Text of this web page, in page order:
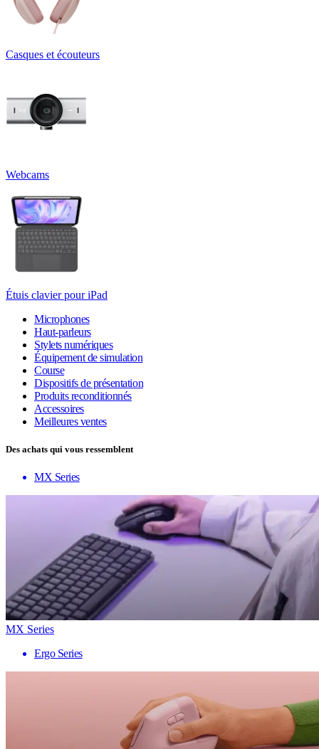
Casques et écouteurs
Webcams
Étuis clavier pour iPad
Microphones
Haut-parleurs
Stylets numériques
Équipement de simulation
Course
Dispositifs de présentation
Produits reconditionnés
Accessoires
Meilleures ventes
Des achats qui vous ressemblent
MX Series
MX Series
Ergo Series